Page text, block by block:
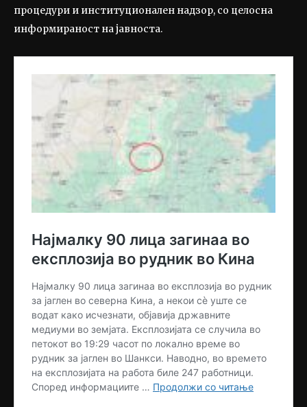
процедури и институционален надзор, со целосна
информираност на јавноста.